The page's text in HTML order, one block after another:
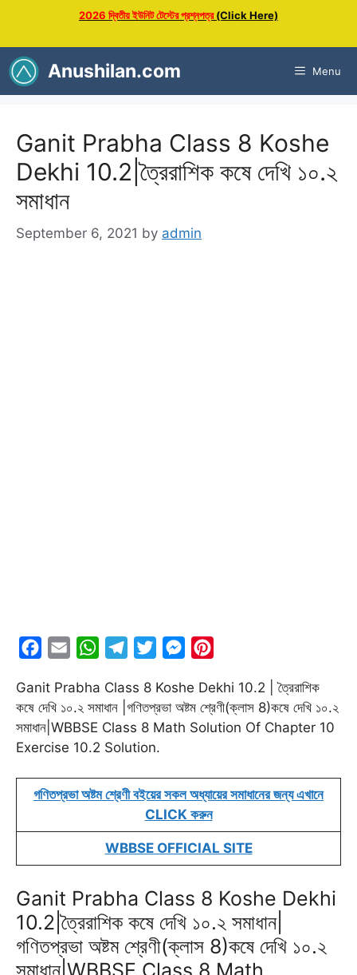
content
2026 দ্বিতীয় ইউনিট টেস্টের প্রশ্নপত্র(Click Here)
Anushilan.com Menu
Ganit Prabha Class 8 Koshe
Dekhi 10.2|ত্রৈরাশিক কষে দেখি ১০.২
সমাধান
September 6, 2021 by admin
c
e
b
o
k
a
i
l
W
a
t
s
p
p
l
e
g
a
m
i
t
t
r
M
s
s
e
g
e
r
n
t
e
e
s
Ganit Prabha Class 8 Koshe Dekhi 10.2 | ত্রৈরাশিক
কষে দেখি ১০.২ সমাধান |গণিতপ্রভা অষ্টম শ্রেণী(ক্লাস 8)কষে দেখি ১০.২
সমাধান|WBBSE Class 8 Math Solution Of Chapter 10
Exercise 10.2 Solution.
গণিতপ্রভা অষ্টম শ্রেণী বইয়ের সকল অধ্যায়ের সমাধানের জন্য এখানে
CLICK করুন
WBBSE OFFICIAL SITE
Ganit Prabha Class 8 Koshe Dekhi
10.2|ত্রৈরাশিক কষে দেখি ১০.২ সমাধান|
গণিতপ্রভা অষ্টম শ্রেণী(ক্লাস 8)কষে দেখি ১০.২
সমাধান|WBBSE Class 8 Math